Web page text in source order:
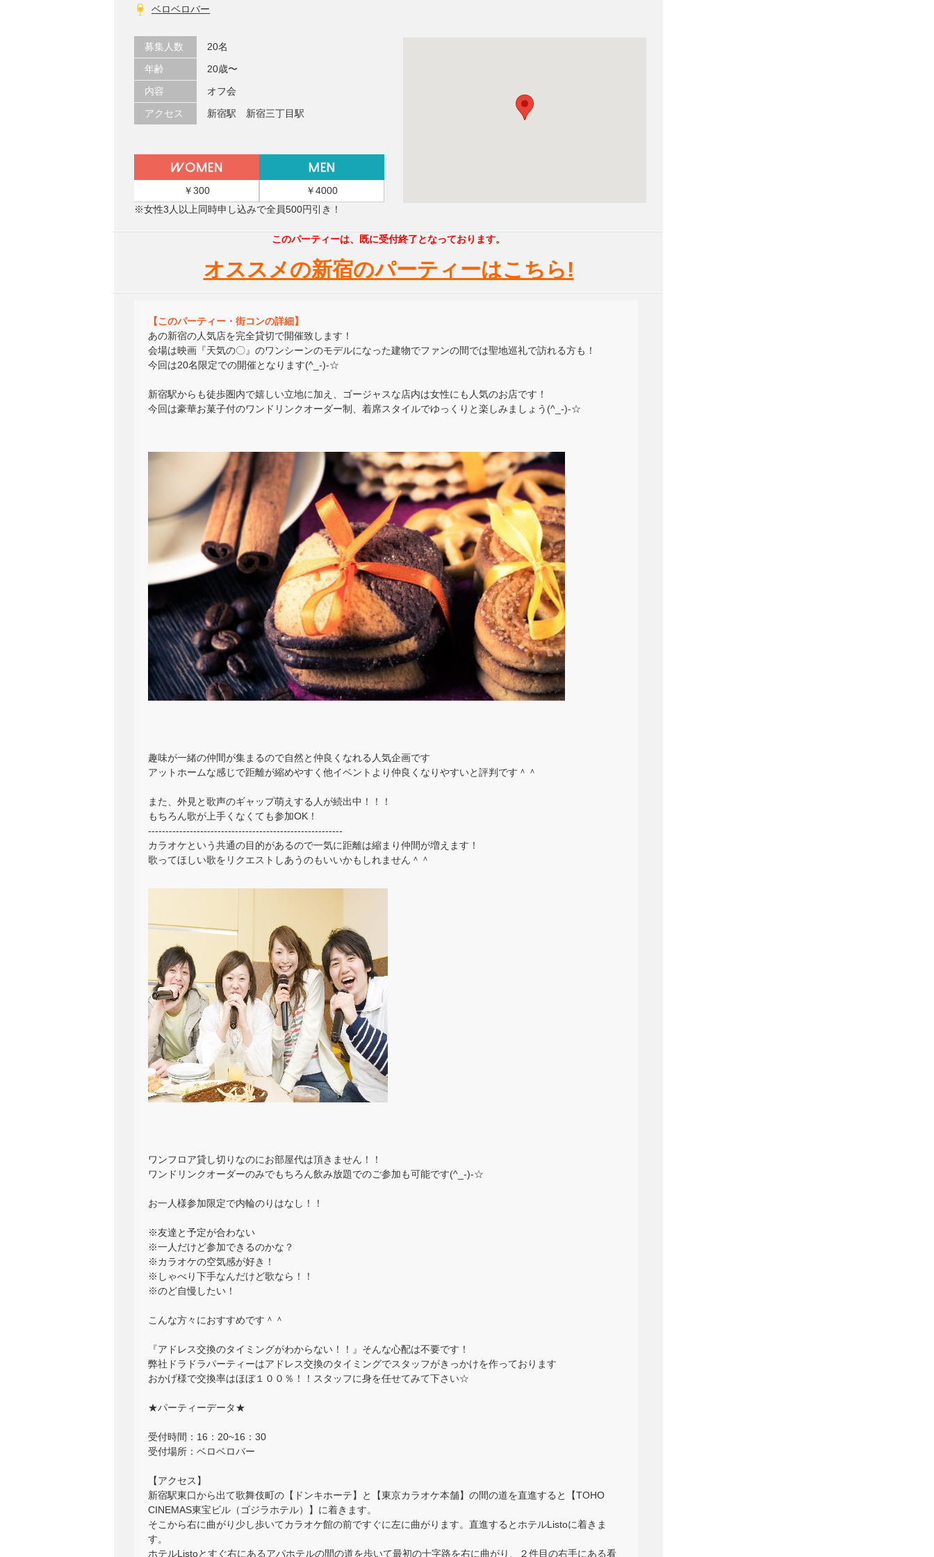
ベロベロバー
募集人数
20名
年齢
20歳〜
内容
オフ会
アクセス
新宿駅 新宿三丁目駅
￥300
￥4000
※女性3人以上同時申し込みで全員500円引き！
このパーティーは、既に受付終了となっております。
オススメの新宿のパーティーはこちら!
【このパーティー・街コンの詳細】
あの新宿の人気店を完全貸切で開催致します！
会場は映画『天気の〇』のワンシーンのモデルになった建物でファンの間では聖地巡礼で訪れる方も！
今回は20名限定での開催となります(^_-)-☆
新宿駅からも徒歩圏内で嬉しい立地に加え、ゴージャスな店内は女性にも人気のお店です！
今回は豪華お菓子付のワンドリンクオーダー制、着席スタイルでゆっくりと楽しみましょう(^_-)-☆
趣味が一緒の仲間が集まるので自然と仲良くなれる人気企画です
アットホームな感じで距離が縮めやすく他イベントより仲良くなりやすいと評判です＾＾
また、外見と歌声のギャップ萌えする人が続出中！！！
もちろん歌が上手くなくても参加OK！
--------------------------------------------------------
カラオケという共通の目的があるので一気に距離は縮まり仲間が増えます！
歌ってほしい歌をリクエストしあうのもいいかもしれません＾＾
ワンフロア貸し切りなのにお部屋代は頂きません！！
ワンドリンクオーダーのみでもちろん飲み放題でのご参加も可能です(^_-)-☆
お一人様参加限定で内輪のりはなし！！
※友達と予定が合わない
※一人だけど参加できるのかな？
※カラオケの空気感が好き！
※しゃべり下手なんだけど歌なら！！
※のど自慢したい！
こんな方々におすすめです＾＾
『アドレス交換のタイミングがわからない！！』そんな心配は不要です！
弊社ドラドラパーティーはアドレス交換のタイミングでスタッフがきっかけを作っております
おかげ様で交換率はほぼ１００％！！スタッフに身を任せてみて下さい☆
★パーティーデータ★
受付時間：16：20~16：30
受付場所：ベロベロバー
【アクセス】
新宿駅東口から出て歌舞伎町の【ドンキホーテ】と【東京カラオケ本舗】の間の道を直進すると【TOHO
CINEMAS東宝ビル（ゴジラホテル）】に着きます。
そこから右に曲がり少し歩いてカラオケ館の前ですぐに左に曲がります。直進するとホテルListoに着きま
す。
ホテルListoとすぐ右にあるアパホテルの間の道を歩いて最初の十字路を右に曲がり、２件目の右手にある看